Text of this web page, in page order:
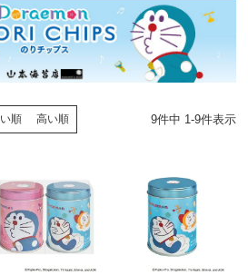
順 高い順 9件中 1-9件表示